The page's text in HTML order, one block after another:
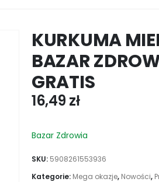
KURKUMA
BAZAR
GRATIS
16,49 zł
Bazar Zdrowia
SKU: 5908261553936
Kategorie: Mega okazje, Nowości,